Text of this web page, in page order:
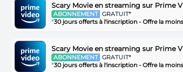
Scary Movie en streaming sur Prime
ABONNEMENT GRATUIT*
*30 jours offerts à l'inscription - Offre la
Scary Movie en streaming sur Prime
ABONNEMENT GRATUIT*
*30 jours offerts à l'inscription - Offre la